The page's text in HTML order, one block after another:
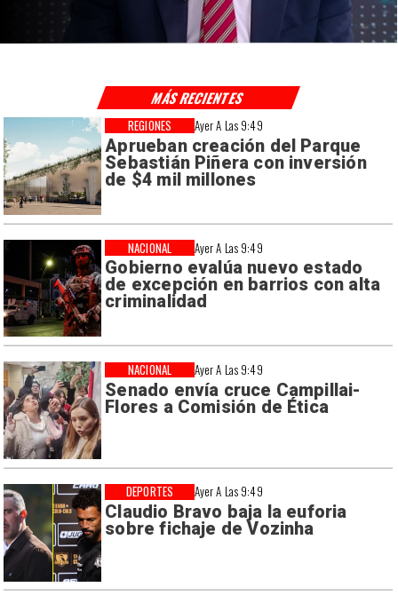
Ayer A Las 9:49
Aprueban creación del Parque
Sebastián Piñera con inversión
de $4 mil millones
REGIONES
Ayer A Las 9:49
Gobierno evalúa nuevo estado
de excepción en barrios con alta
criminalidad
NACIONAL
Ayer A Las 9:49
Senado envía cruce Campillai-
Flores a Comisión de Ética
NACIONAL
Ayer A Las 9:49
Claudio Bravo baja la euforia
sobre fichaje de Vozinha
DEPORTES
MÁS RECIENTES